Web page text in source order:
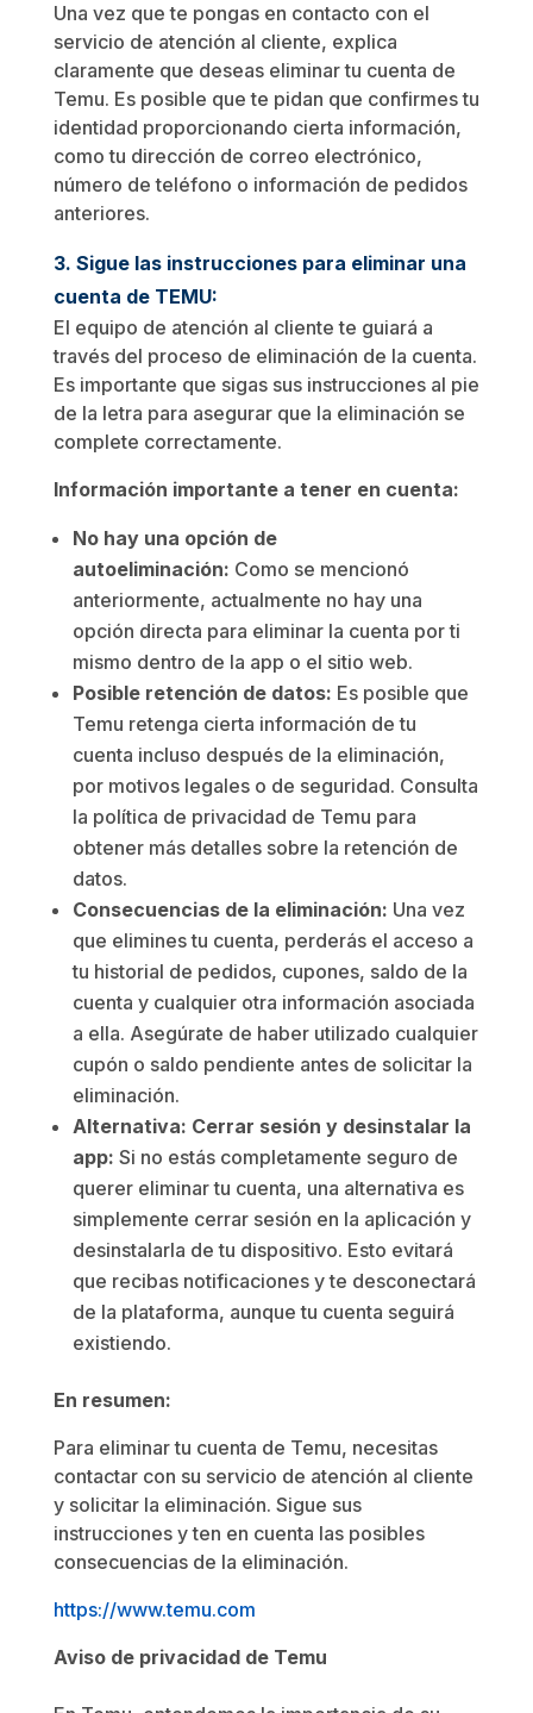
Una vez que te pongas en contacto con el
servicio de atención al cliente, explica
claramente que deseas eliminar tu cuenta de
Temu. Es posible que te pidan que confirmes tu
identidad proporcionando cierta información,
como tu dirección de correo electrónico,
número de teléfono o información de pedidos
anteriores.
3. Sigue las instrucciones para eliminar una
cuenta de TEMU:
El equipo de atención al cliente te guiará a
través del proceso de eliminación de la cuenta.
Es importante que sigas sus instrucciones al pie
de la letra para asegurar que la eliminación se
complete correctamente.
Información importante a tener en cuenta:
No hay una opción de
autoeliminación: Como se mencionó
anteriormente, actualmente no hay una
opción directa para eliminar la cuenta por ti
mismo dentro de la app o el sitio web.
Posible retención de datos: Es posible que
Temu retenga cierta información de tu
cuenta incluso después de la eliminación,
por motivos legales o de seguridad. Consulta
la política de privacidad de Temu para
obtener más detalles sobre la retención de
datos.
Consecuencias de la eliminación: Una vez
que elimines tu cuenta, perderás el acceso a
tu historial de pedidos, cupones, saldo de la
cuenta y cualquier otra información asociada
a ella. Asegúrate de haber utilizado cualquier
cupón o saldo pendiente antes de solicitar la
eliminación.
Alternativa: Cerrar sesión y desinstalar la
app: Si no estás completamente seguro de
querer eliminar tu cuenta, una alternativa es
simplemente cerrar sesión en la aplicación y
desinstalarla de tu dispositivo. Esto evitará
que recibas notificaciones y te desconectará
de la plataforma, aunque tu cuenta seguirá
existiendo.
En resumen:
Para eliminar tu cuenta de Temu, necesitas
contactar con su servicio de atención al cliente
y solicitar la eliminación. Sigue sus
instrucciones y ten en cuenta las posibles
consecuencias de la eliminación.
https://www.temu.com
Aviso de privacidad de Temu